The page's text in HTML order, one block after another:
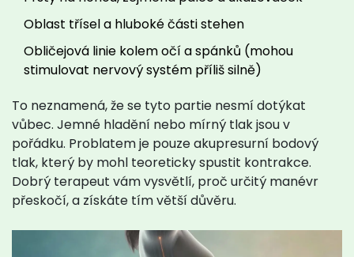
Oblast třísel a hluboké části stehen
Obličejová linie kolem očí a spánků (mohou
stimulovat nervový systém příliš silně)
To neznamená, že se tyto partie nesmí dotýkat
vůbec. Jemné hladění nebo mírný tlak jsou v
pořádku. Problatem je pouze akupresurní bodový
tlak, který by mohl teoreticky spustit kontrakce.
Dobrý terapeut vám vysvětlí, proč určitý manévr
přeskočí, a získáte tím větší důvěru.